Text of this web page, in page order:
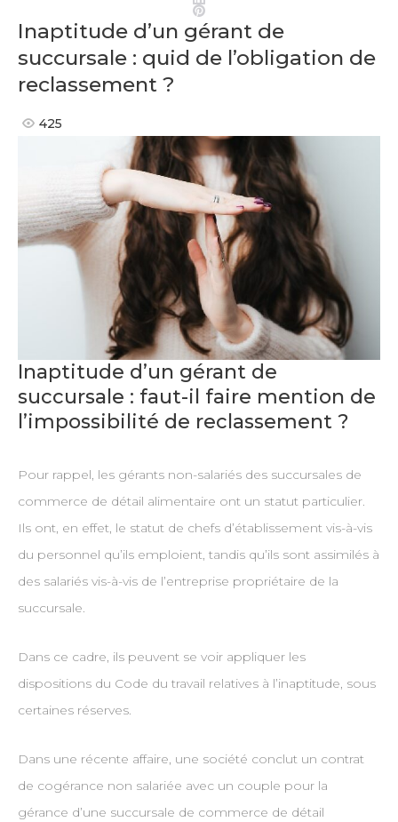
Pinterest
Inaptitude d’un gérant de
succursale : quid de l’obligation de
reclassement ?
425
Inaptitude d’un gérant de
succursale : faut-il faire mention de
l’impossibilité de reclassement ?
Pour rappel, les gérants non-salariés des succursales de
commerce de détail alimentaire ont un statut particulier.
Ils ont, en effet, le statut de chefs d’établissement vis-à-vis
du personnel qu’ils emploient, tandis qu’ils sont assimilés à
des salariés vis-à-vis de l’entreprise propriétaire de la
succursale.
Dans ce cadre, ils peuvent se voir appliquer les
dispositions du Code du travail relatives à l’inaptitude, sous
certaines réserves.
Dans une récente affaire, une société conclut un contrat
de cogérance non salariée avec un couple pour la
gérance d’une succursale de commerce de détail